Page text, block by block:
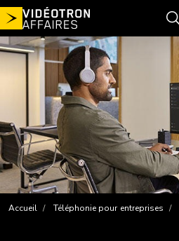
Aller
au
contenu
Accueil Téléphonie pour entreprises